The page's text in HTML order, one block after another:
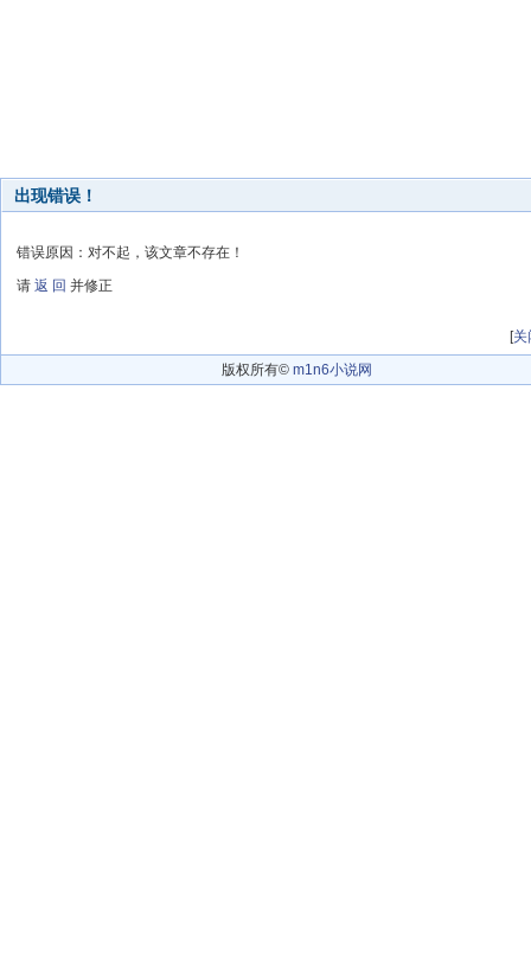
出现错误！
错误原因：对不起，该文章不存在！
请 返 回 并修正
[关
版权所有© m1n6小说网